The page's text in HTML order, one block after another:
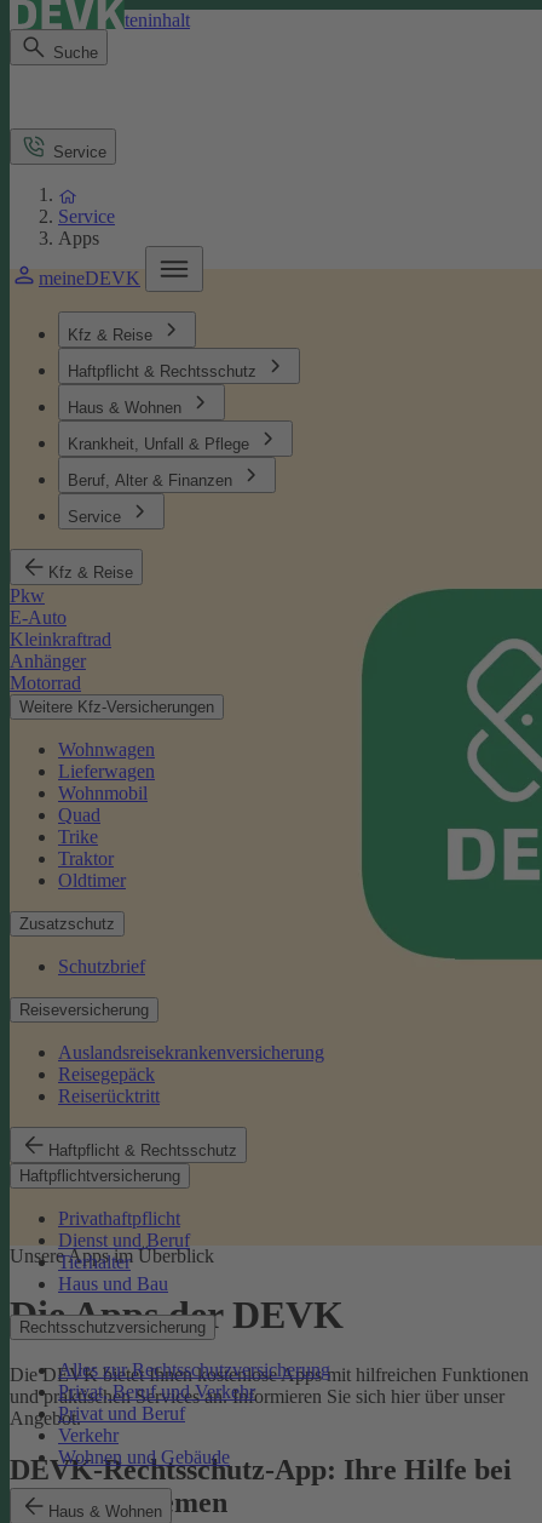
Direkt zum Seiteninhalt
Suche
meineDEVK
Kfz & Reise
Haftpflicht & Rechtsschutz
Haus & Wohnen
Krankheit, Unfall & Pflege
Beruf, Alter & Finanzen
Service
Kfz & Reise
Pkw
E-Auto
Kleinkraftrad
Anhänger
Motorrad
Weitere Kfz-Versicherungen
Wohnwagen
Lieferwagen
Wohnmobil
Quad
Trike
Traktor
Oldtimer
Zusatzschutz
Schutzbrief
Reiseversicherung
Auslandsreisekrankenversicherung
Reisegepäck
Reiserücktritt
Haftpflicht & Rechtsschutz
Haftpflichtversicherung
Privathaftpflicht
Dienst und Beruf
Tierhalter
Haus und Bau
Rechtsschutzversicherung
Alles zur Rechtsschutzversicherung
Privat, Beruf und Verkehr
Privat und Beruf
Verkehr
Wohnen und Gebäude
Haus & Wohnen
Service
Service
Apps
Unsere Apps im Überblick
Die Apps der DEVK
Die DEVK bietet Ihnen kostenlose Apps mit hilfreichen Funktionen
und praktischen Services an. Informieren Sie sich hier über unser
Angebot.
DEVK-Rechtsschutz-App: Ihre Hilfe bei
Rechtsproblemen